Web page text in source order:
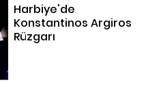
Harbiye'de
Konstantinos Argiros
Rüzgarı